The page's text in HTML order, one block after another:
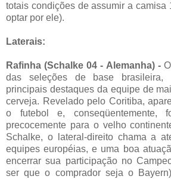
totais condições de assumir a camisa
optar por ele).
Laterais:
Rafinha (Schalke 04 - Alemanha) -
das seleções de base
principais destaques da equipe de
cerveja. Revelado pelo Coritiba,
o futebol e, conseqüentemente,
precocemente para o velho
Schalke, o lateral-direito chama a
equipes européias, e uma boa
encerrar sua participação no
ser que o comprador seja o